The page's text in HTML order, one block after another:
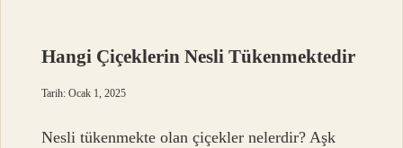
Hangi Çiçeklerin Nesli Tükenmektedir
Tarih: Ocak 1, 2025
Nesli tükenmekte olan çiçekler nelerdir? Aşk